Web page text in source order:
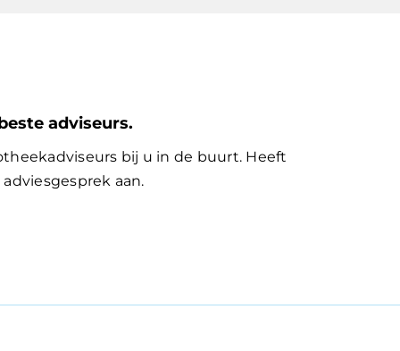
adviseurs.
bij u in de buurt. Heeft
aan.